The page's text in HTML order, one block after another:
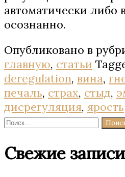
автоматически либо
осознанно.
Опубликовано в
главную, статьи
deregulation, вина,
печаль, страх, стыд,
дисрегуляция, ярость
Найти:
Свежие записи